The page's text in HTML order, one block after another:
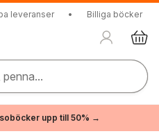
leveranser • Billiga böcker
upp till 50% →